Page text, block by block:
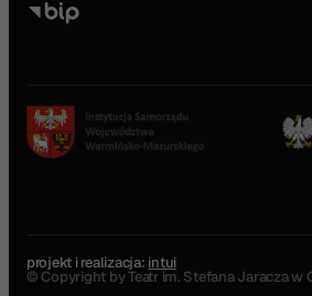
projekt i realizacja: intui
© Copyright by Teatr im. Stefana Jaracza w